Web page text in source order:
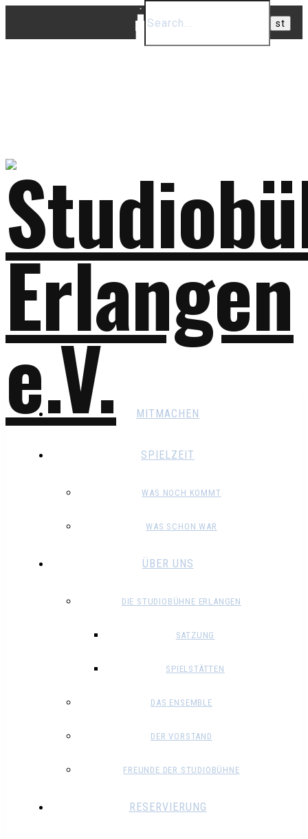
MITMACHEN
SPIELZEIT
WAS NOCH KOMMT
WAS SCHON WAR
ÜBER UNS
DIE STUDIOBÜHNE ERLANGEN
SATZUNG
SPIELSTÄTTEN
DAS ENSEMBLE
DER VORSTAND
FREUNDE DER STUDIOBÜHNE
RESERVIERUNG